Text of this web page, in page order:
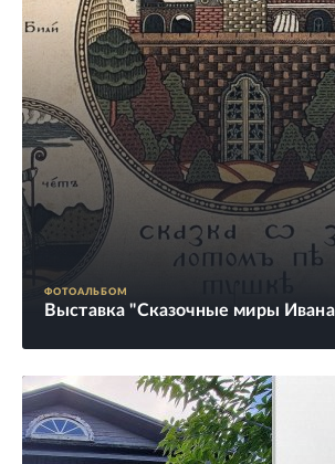
ФОТОАЛЬБОМ
Выставка "Сказочные миры